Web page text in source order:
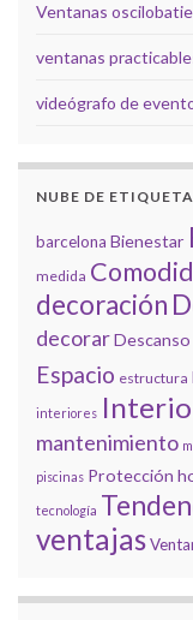
Ventanas
ventanas
videógrafo de
NUBE DE
barcelona Bienestar
medida
decoración
decorarDescanso
Espacio estructura
interiores
mantenimiento
piscinas Protección
tecnología
ventajas